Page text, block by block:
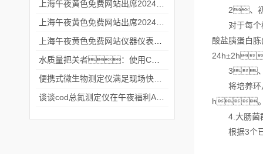
2、初
对于每个
酸盐胰蛋白
24h±2h
3、
将培养环
h。
4.大肠菌
根据3个已